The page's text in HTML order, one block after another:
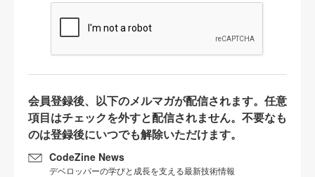
会員登録後、以下のメルマガが配信されます。任意
項目はチェックを外すと配信されません。不要なも
のは登録後にいつでも解除いただけます。
CodeZine News
デベロッパーの学びと成長を支える最新技術情報